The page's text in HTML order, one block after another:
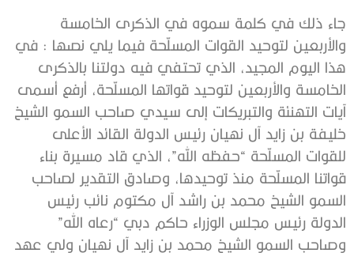
جاء ذلك في كلمة سموه في الذكرى الخامسة
والأربعين لتوحيد القوات المسلّحة فيما يلي نصها : في
هذا اليوم المجيد، الذي تحتفي فيه دولتنا بالذكرى
الخامسة والأربعين لتوحيد قواتها المسلّحة، أرفع أسمى
آيات التهنئة والتبريكات إلى سيدي صاحب السمو الشيخ
خليفة بن زايد آل نهيان رئيس الدولة القائد الأعلى
للقوات المسلّحة “حفظه الله”، الذي قاد مسيرة بناء
قواتنا المسلّحة منذ توحيدها، وصادق التقدير لصاحب
السمو الشيخ محمد بن راشد آل مكتوم نائب رئيس
الدولة رئيس مجلس الوزراء حاكم دبي “رعاه الله”
وصاحب السمو الشيخ محمد بن زايد آل نهيان ولي عهد